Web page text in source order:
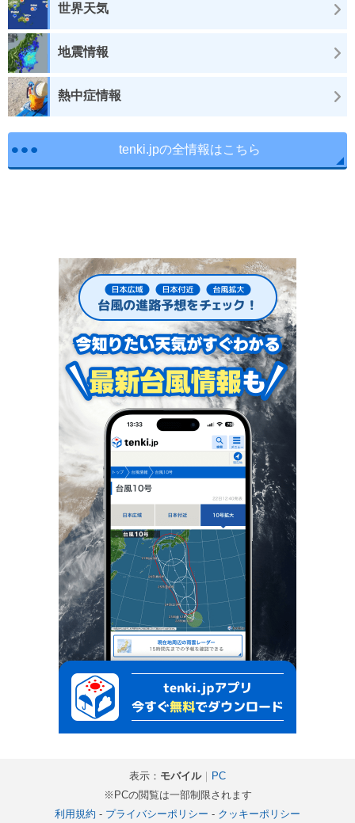
世界天気
地震情報
熱中症情報
tenki.jpの全情報はこちら
表示： モバイル｜ PC
※PCの閲覧は一部制限されます
利用規約 - プライバシーポリシー - クッキーポリシー